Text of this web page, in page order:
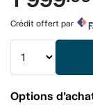
Crédit offert par
Options